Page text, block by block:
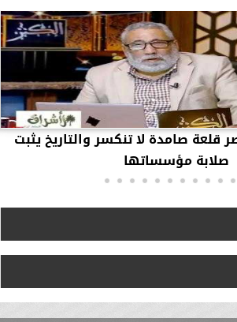
صامدة لا تنكسر والتاريخ يثبت
صلابة مؤسساتها